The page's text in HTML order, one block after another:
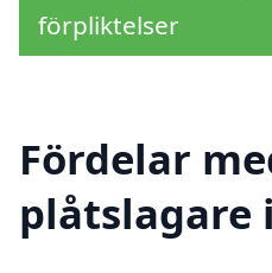
förpliktelser
Fördelar
plåtslagare